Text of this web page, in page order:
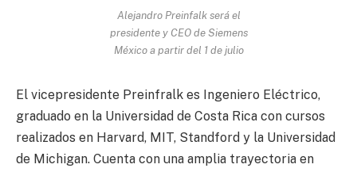
Alejandro Preinfalk será el
presidente y CEO de Siemens
México a partir del 1 de julio
El vicepresidente Preinfralk es Ingeniero Eléctrico,
graduado en la Universidad de Costa Rica con cursos
realizados en Harvard, MIT, Standford y la Universidad
de Michigan. Cuenta con una amplia trayectoria en